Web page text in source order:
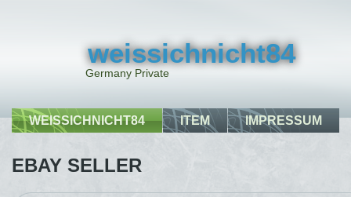
weissichnicht84
Germany Private
WEISSICHNICHT84 ITEM IMPRESSUM
EBAY SELLER